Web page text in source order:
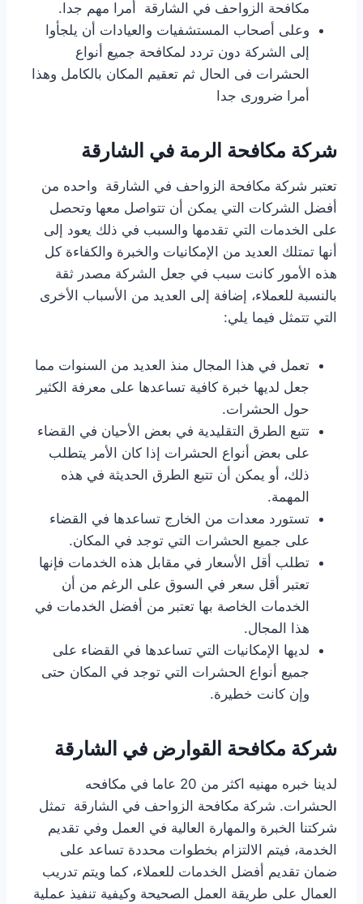
مكافحة الزواحف في الشارقة أمرا مهم جدا.
وعلى أصحاب المستشفيات والعيادات أن يلجأوا
إلى الشركة دون تردد لمكافحة جميع أنواع
الحشرات فى الحال ثم تعقيم المكان بالكامل وهذا
أمرا ضرورى جدا
شركة مكافحة الرمة في الشارقة
تعتبر شركة مكافحة الزواحف في الشارقة واحده من
أفضل الشركات التي يمكن أن تتواصل معها وتحصل
على الخدمات التي تقدمها والسبب في ذلك يعود إلى
أنها تمتلك العديد من الإمكانيات والخبرة والكفاءة كل
هذه الأمور كانت سبب في جعل الشركة مصدر ثقة
بالنسبة للعملاء، إضافة إلى العديد من الأسباب الأخرى
التي تتمثل فيما يلي:
تعمل في هذا المجال منذ العديد من السنوات مما
جعل لديها خبرة كافية تساعدها على معرفة الكثير
حول الحشرات.
تتبع الطرق التقليدية في بعض الأحيان في القضاء
على بعض أنواع الحشرات إذا كان الأمر يتطلب
ذلك، أو يمكن أن تتبع الطرق الحديثة في هذه
المهمة.
تستورد معدات من الخارج تساعدها في القضاء
على جميع الحشرات التي توجد في المكان.
تطلب أقل الأسعار في مقابل هذه الخدمات فإنها
تعتبر أقل سعر في السوق على الرغم من أن
الخدمات الخاصة بها تعتبر من أفضل الخدمات في
هذا المجال.
لديها الإمكانيات التي تساعدها في القضاء على
جميع أنواع الحشرات التي توجد في المكان حتى
وإن كانت خطيرة.
شركة مكافحة القوارض في الشارقة
لدينا خبره مهنيه اكثر من 20 عاما في مكافحه
الحشرات. شركة مكافحة الزواحف في الشارقة تمثل
شركتنا الخبرة والمهارة العالية في العمل وفي تقديم
الخدمة، فيتم الالتزام بخطوات محددة تساعد على
ضمان تقديم أفضل الخدمات للعملاء، كما ويتم تدريب
العمال على طريقة العمل الصحيحة وكيفية تنفيذ عملية